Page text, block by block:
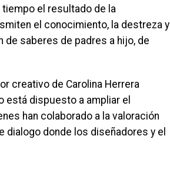
tiempo el resultado de la
el conocimiento, la destreza y
de saberes de padres a hijo, de
creativo de Carolina Herrera
está dispuesto a ampliar el
han colaborado a la valoración
dialogo donde los diseñadores y el